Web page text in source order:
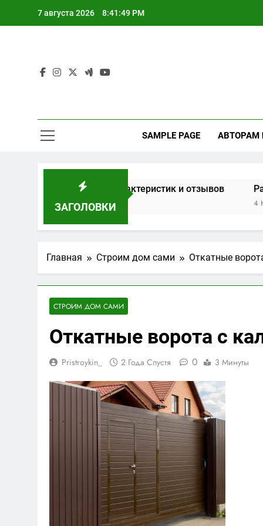
7 августа 2026 8:41:49 PM
SAMPLE PAGE АВТОРАМ
ЗАГОЛОВКИ
на основе характеристик и отзывов Расчет
4 Недели Спустя
Главная Строим дом сами Откатные
СТРОИМ ДОМ САМИ
Откатные ворота с
Pristroykin_ 2 Года Спустя 0 3 Минуты